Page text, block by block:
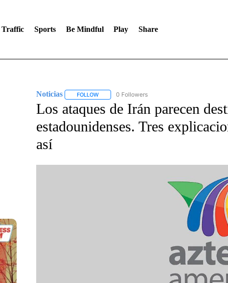
Traffic Sports Be Mindful Play Share
Noticias FOLLOWFOLLOW "NOTICIAS" TO RECEIVE
0 Followers
Los ataques de Irán parecen
estadounidenses. Tres
así